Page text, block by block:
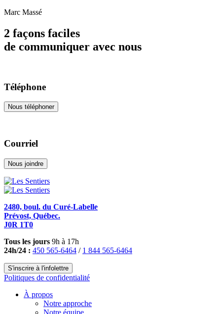
Marc Massé
2 façons faciles
de communiquer avec nous
Téléphone
Nous téléphoner
Courriel
Nous joindre
2480, boul. du Curé-Labelle
Prévost, Québec.
J0R 1T0
Tous les jours 9h à 17h
24h/24 : 450 565-6464 / 1 844 565-6464
S'inscrire à l'infolettre
Politiques de confidentialité
À propos
Notre approche
Notre équipe